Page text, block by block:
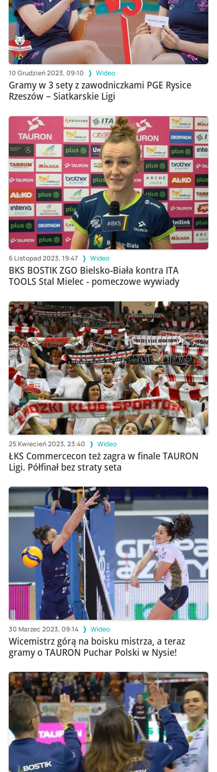
10 Grudzień 2023, 09:10 Wideo
Gramy w 3 sety z zawodniczkami PGE Rysice
Rzeszów – Siatkarskie Ligi
6 Listopad 2023, 19:47 Wideo
BKS BOSTIK ZGO Bielsko-Biała kontra ITA
TOOLS Stal Mielec - pomeczowe wywiady
25 Kwiecień 2023, 23:40 Wideo
ŁKS Commercecon też zagra w finale TAURON
Ligi. Półfinał bez straty seta
30 Marzec 2023, 09:14 Wideo
Wicemistrz górą na boisku mistrza, a teraz
gramy o TAURON Puchar Polski w Nysie!